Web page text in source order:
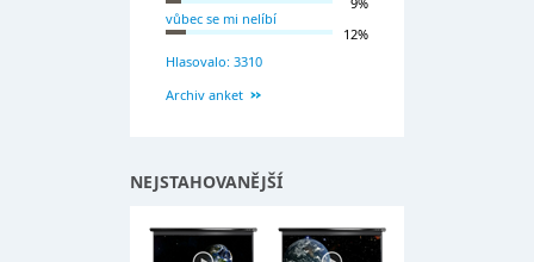
vůbec se mi nelíbí
12%
Hlasovalo: 3310
Archiv anket
NEJSTAHOVANĚJŠÍ